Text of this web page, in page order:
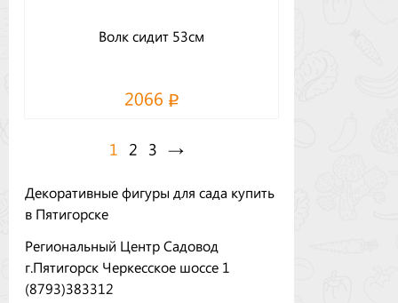
Волк сидит 53см
2066
1 2 3 →
Декоративные фигуры для сада купить
в Пятигорске
Региональный Центр Садовод
г.Пятигорск Черкесское шоссе 1
(8793)383312